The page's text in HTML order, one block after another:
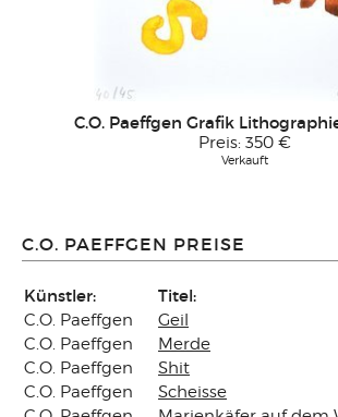
C.O. Paeffgen Grafik
Preis: 350 €
Verkauft
C.O. PAEFFGEN PREISE
Künstler: Titel:
C.O. Paeffgen Geil
C.O. Paeffgen
Merde
C.O. Paeffgen
Shit
C.O. Paeffgen
Scheisse